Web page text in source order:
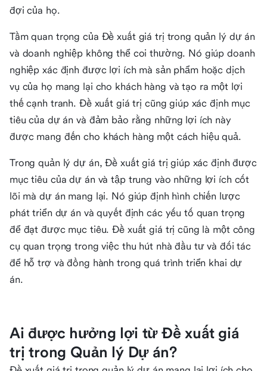
đợi của họ.
Tầm quan trọng của Đề xuất giá trị trong quản lý dự án
và doanh nghiệp không thể coi thường. Nó giúp doanh
nghiệp xác định được lợi ích mà sản phẩm hoặc dịch
vụ của họ mang lại cho khách hàng và tạo ra một lợi
thế cạnh tranh. Đề xuất giá trị cũng giúp xác định mục
tiêu của dự án và đảm bảo rằng những lợi ích này
được mang đến cho khách hàng một cách hiệu quả.
Trong quản lý dự án, Đề xuất giá trị giúp xác định được
mục tiêu của dự án và tập trung vào những lợi ích cốt
lõi mà dự án mang lại. Nó giúp định hình chiến lược
phát triển dự án và quyết định các yếu tố quan trọng
để đạt được mục tiêu. Đề xuất giá trị cũng là một công
cụ quan trọng trong việc thu hút nhà đầu tư và đối tác
để hỗ trợ và đồng hành trong quá trình triển khai dự
án.
Ai được hưởng lợi từ Đề xuất giá
trị trong Quản lý Dự án?